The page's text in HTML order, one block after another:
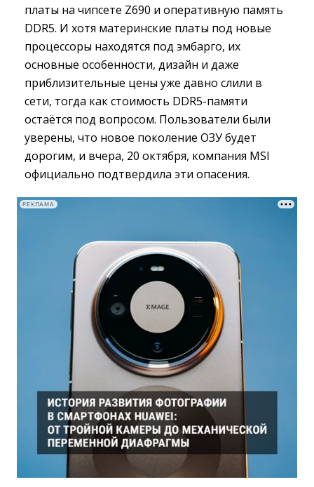
платы на чипсете Z690 и оперативную память
DDR5. И хотя материнские платы под новые
процессоры находятся под эмбарго, их
основные особенности, дизайн и даже
приблизительные цены уже давно слили в
сети, тогда как стоимость DDR5-памяти
остаётся под вопросом. Пользователи были
уверены, что новое поколение ОЗУ будет
дорогим, и вчера, 20 октября, компания MSI
официально подтвердила эти опасения.
РЕКЛАМА